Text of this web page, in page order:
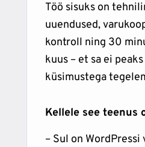
Töö sisuks on
uuendused,
kontroll ning 30
kuus – et sa ei
küsimustega
Kellele see teenus
– Sul on